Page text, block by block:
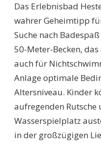
Das Erlebnisbad
wahrer Geheimtipp
Suche nach
50-Meter-Becken,
auch für
Anlage optimale
Altersniveau. Kinder
aufregenden Rutsche
Wasserspielplatz
in der großzügigen